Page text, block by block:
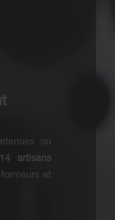
ou
14 artisans
et